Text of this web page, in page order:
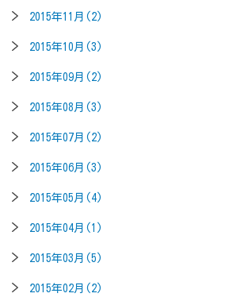
2015年11月(2)
2015年10月(3)
2015年09月(2)
2015年08月(3)
2015年07月(2)
2015年06月(3)
2015年05月(4)
2015年04月(1)
2015年03月(5)
2015年02月(2)